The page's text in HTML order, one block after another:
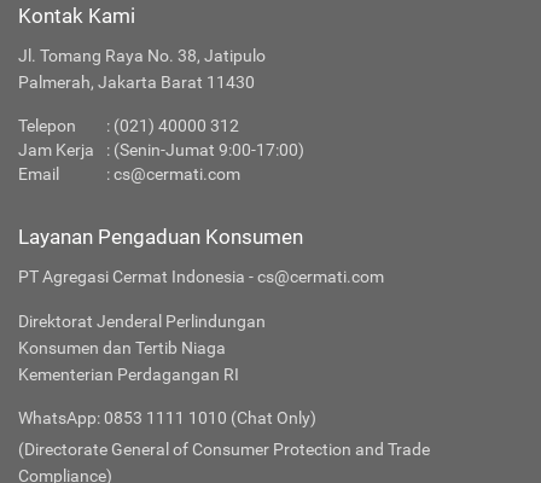
Kontak Kami
Jl. Tomang Raya No. 38, Jatipulo
Palmerah, Jakarta Barat 11430
Telepon : (021) 40000 312
Jam Kerja
: (Senin-Jumat 9:00-17:00)
Email
:cs@cermati.com
Layanan Pengaduan Konsumen
PT Agregasi Cermat Indonesia - cs@cermati.com
Direktorat Jenderal Perlindungan
Konsumen dan Tertib Niaga
Kementerian Perdagangan RI
WhatsApp: 0853 1111 1010 (Chat Only)
(Directorate General of Consumer Protection and Trade
Compliance)